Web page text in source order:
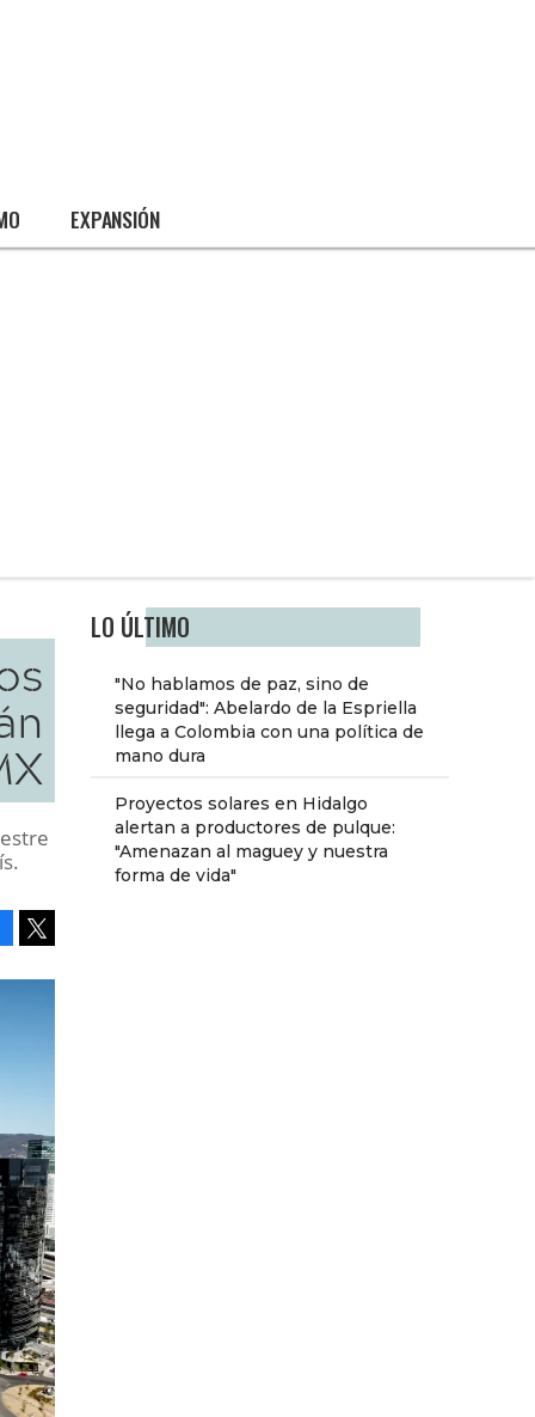
EXPANSIÓN
LO ÚLTIMO
"No hablamos de paz, sino de
seguridad": Abelardo de la Espriella
llega a Colombia con una política de
mano dura
Proyectos solares en Hidalgo
alertan a productores de pulque:
"Amenazan al maguey y nuestra
forma de vida"